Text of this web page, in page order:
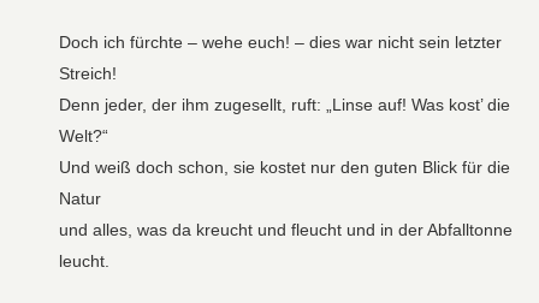
Doch ich fürchte – wehe euch! – dies war nicht sein letzter
Streich!
Denn jeder, der ihm zugesellt, ruft: „Linse auf! Was kost’ die
Welt?“
Und weiß doch schon, sie kostet nur den guten Blick für die
Natur
und alles, was da kreucht und fleucht und in der Abfalltonne
leucht.